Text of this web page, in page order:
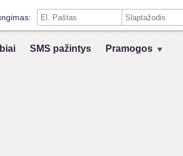
Prisiminti mane šiame kompiuteryje
SMS pažintys Pramogos